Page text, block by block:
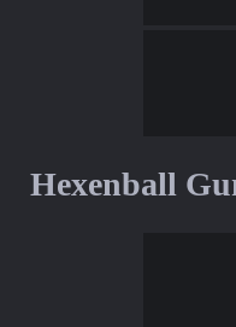
Hexenball